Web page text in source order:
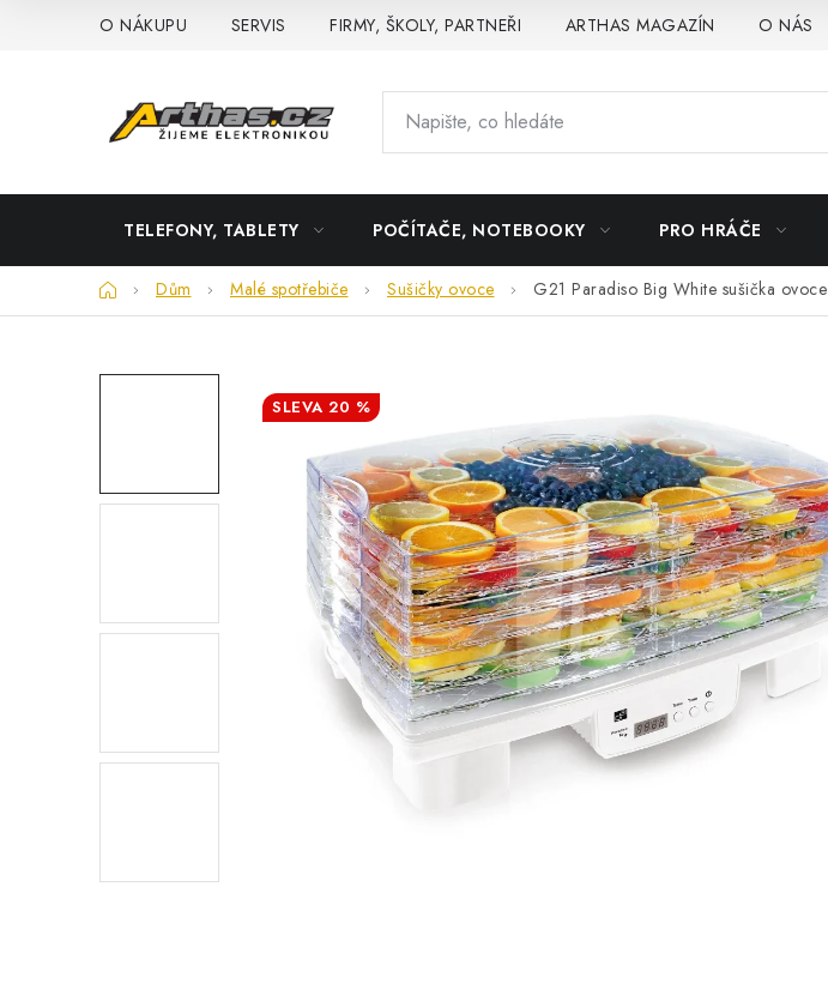
O NÁKUPU SERVIS FIRMY, ŠKOLY, PARTNEŘI ARTHAS MAGAZÍN O NÁS
TELEFONY, TABLETY POČÍTAČE, NOTEBOOKY PRO HRÁČE
DomůDům Malé spotřebiče Sušičky ovoce G21 Paradiso Big White sušička ovoce
20 %